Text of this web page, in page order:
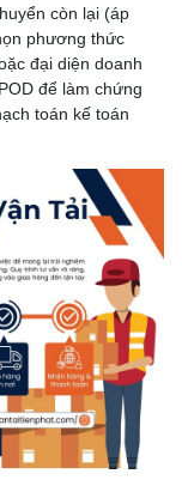
còn lại (áp
phương thức
đại diện doanh
để làm chứng
toán kế toán